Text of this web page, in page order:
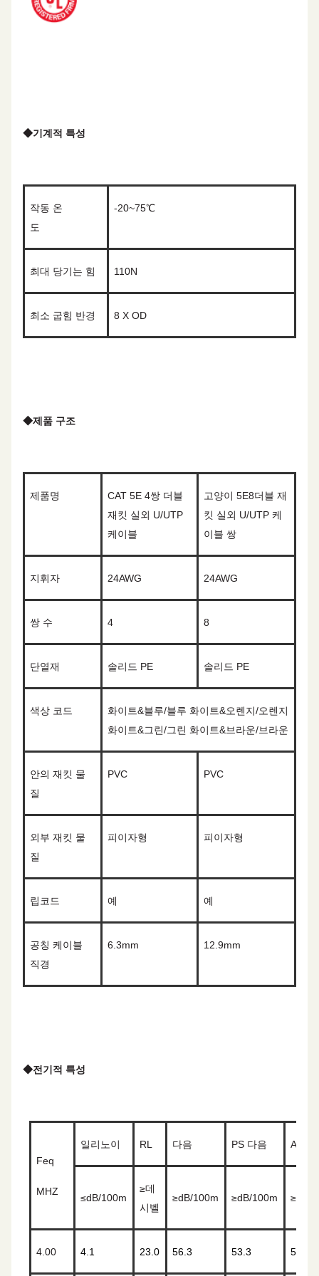
◆기계적 특성
작동 온
도
-20~75℃
최대 당기는 힘 110N
최소 굽힘 반경 8 X OD
◆제품 구조
제품명
CAT 5E 4쌍 더블
재킷 실외 U/UTP
케이블
고양이 5E8더블 재
킷 실외 U/UTP 케
이블 쌍
지휘자 24AWG 24AWG
쌍 수 4 8
단열재 솔리드 PE 솔리드 PE
색상 코드
화이트&블루/블루 화이트&오렌지/오렌지
화이트&그린/그린 화이트&브라운/브라운
안의 재킷 물
질
PVC PVC
외부 재킷 물
질
피이자형 피이자형
립코드 예 예
공칭 케이블
직경
6.3mm 12.9mm
◆전기적 특성
Feq
MHZ
일리노이 RL 다음 PS 다음 ACRF
≤dB/100m
≥데
시벨
≥dB/100m ≥dB/100m ≥
4.00 4.1 23.0 56.3 53.3 52.0